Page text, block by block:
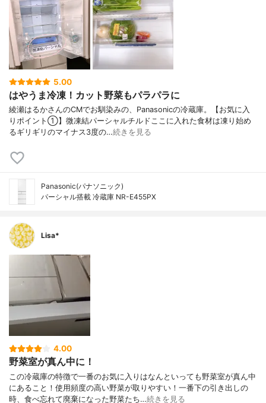
5.00
はやうま冷凍！カット野菜もパラパラに
綾瀬はるかさんのCMでお馴染みの、Panasonicの冷蔵庫。【お気に入
りポイント①】微凍結パーシャルチルドここに入れた食材は凍り始め
るギリギリのマイナス3度の…続きを見る
Panasonic(パナソニック)
パーシャル搭載 冷蔵庫 NR-E455PX
Lisa*
4.00
野菜室が真ん中に！
この冷蔵庫の特徴で一番のお気に入りはなんといっても野菜室が真ん中
にあること！使用頻度の高い野菜が取りやすい！一番下の引き出しの
時、食べ忘れて廃棄になった野菜たち…続きを見る